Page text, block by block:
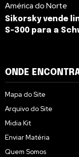
América do Norte
Sikorsky vende
S-300 para a
ONDE
Mapa do Site
Arquivo do Site
Midia Kit
Enviar Matéria
Quem Somos